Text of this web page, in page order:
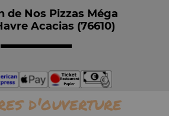
de Nos Pizzas Méga
Acacias (76610)
d'ouverture